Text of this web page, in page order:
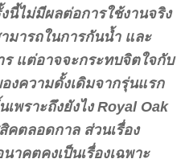
นี้ไม่มีผลต่อการใช้งานจริง
มารถในการกันน้ำ และ
ร แต่อาจจะกระทบจิตใจกับ
งความดั้งเดิมจากรุ่นแรก
พราะถึงยังไง Royal Oak
คตลอดกาล ส่วนเรื่อง
าคตคงเป็นเรื่องเฉพาะ